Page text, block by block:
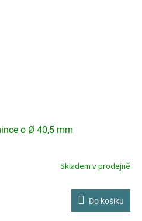
o Ø 40,5 mm
Skladem v prodejně
Do košíku